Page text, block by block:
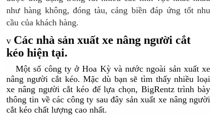
như hàng không, đóng tàu, cảng biền đáp ứng tốt nhu
cầu của khách hàng.
v Các nhà sản xuất xe nâng người cắt
kéo hiện tại.
Một số công ty ở Hoa Kỳ và nước ngoài sản xuất xe
nâng người cắt kéo. Mặc dù bạn sẽ tìm thấy nhiều loại
xe nâng người cắt kéo để lựa chọn, BigRentz trình bày
thông tin về các công ty sau đây sản xuất xe nâng người
cắt kéo chất lượng cao nhất.